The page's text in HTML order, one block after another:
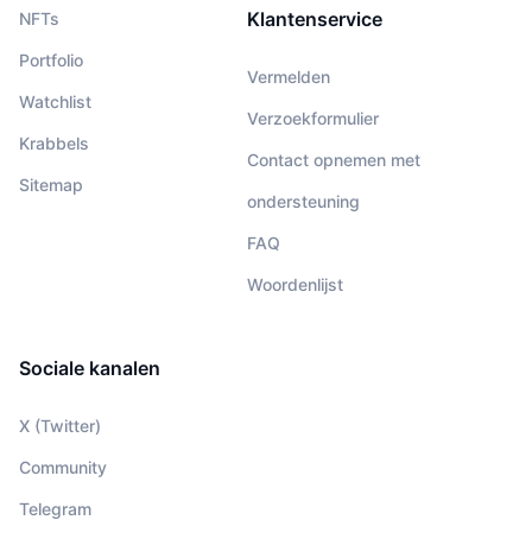
NFTs
Portfolio
Watchlist
Krabbels
Sitemap
Klantenservice
Vermelden
Verzoekformulier
Contact opnemen met
ondersteuning
FAQ
Woordenlijst
Sociale kanalen
X (Twitter)
Community
Telegram